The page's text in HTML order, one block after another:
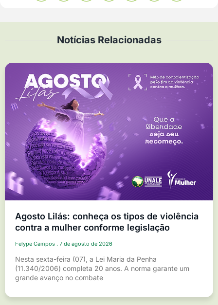
Notícias Relacionadas
Agosto Lilás: conheça os tipos de violência
contra a mulher conforme legislação
Felype Campos 7 de agosto de 2026
Nesta sexta-feira (07), a Lei Maria da Penha
(11.340/2006) completa 20 anos. A norma garante um
grande avanço no combate